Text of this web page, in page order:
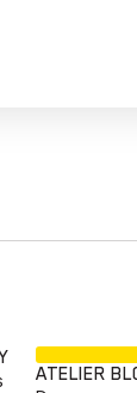
ATELIER